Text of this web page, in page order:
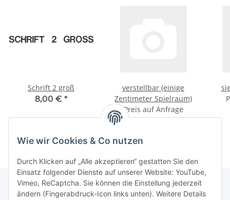
Schrift 2 groß
8,00 € *
verstellbar (einige
Zentimeter Spielraum)
Preis auf Anfrage
Wie wir Cookies & Co nutzen
Durch Klicken auf „Alle akzeptieren“ gestatten Sie den
Einsatz folgender Dienste auf unserer Website: YouTube,
Vimeo, ReCaptcha. Sie können die Einstellung jederzeit
ändern (Fingerabdruck-Icon links unten). Weitere Details